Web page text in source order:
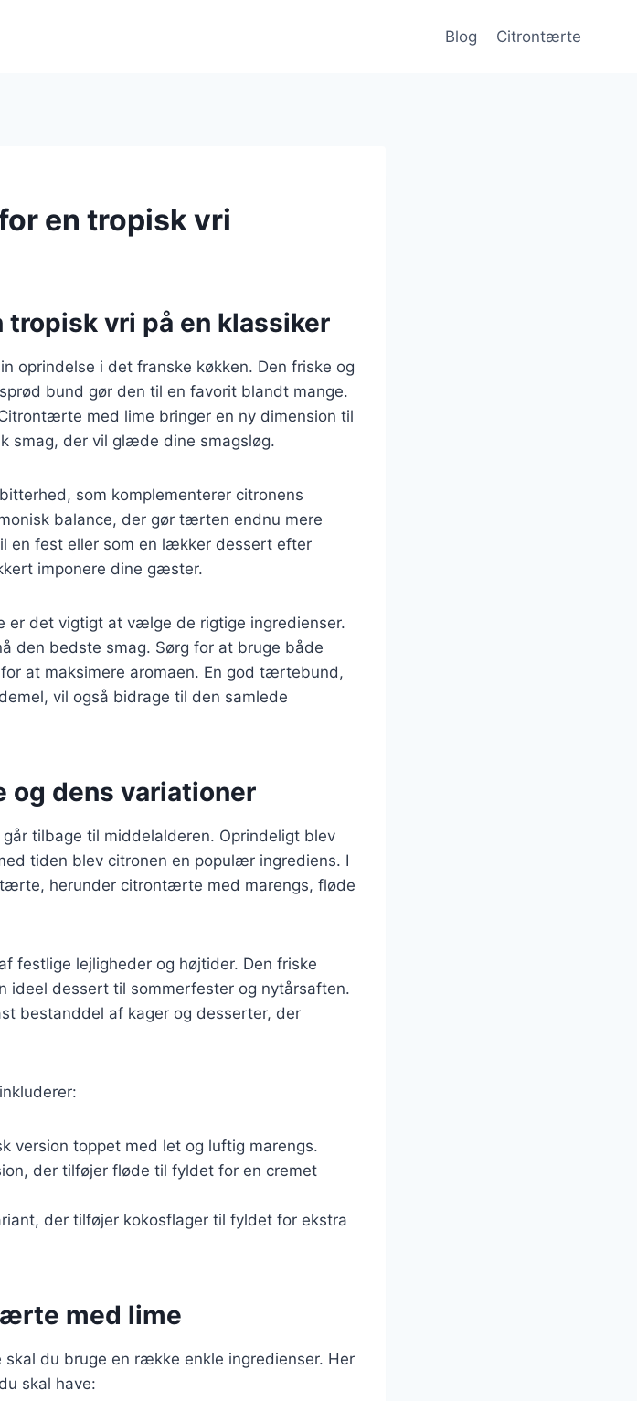
Blog Citrontærte
en tropisk vri
vri på en klassiker
oprindelse i det franske køkken. Den friske og
bund gør den til en favorit blandt mange.
med lime bringer en ny dimension til
smag, der vil glæde dine smagsløg.
som komplementerer citronens
balance, der gør tærten endnu mere
en fest eller som en lækker dessert efter
imponere dine gæster.
det vigtigt at vælge de rigtige ingredienser.
den bedste smag. Sørg for at bruge både
at maksimere aromaen. En god tærtebund,
vil også bidrage til den samlede
dens variationer
tilbage til middelalderen. Oprindeligt blev
tiden blev citronen en populær ingrediens. I
herunder citrontærte med marengs, fløde
lejligheder og højtider. Den friske
ideel dessert til sommerfester og nytårsaften.
bestanddel af kager og desserter, der
version toppet med let og luftig marengs.
der tilføjer fløde til fyldet for en cremet
der tilføjer kokosflager til fyldet for ekstra
med lime
du bruge en række enkle ingredienser. Her
skal have: